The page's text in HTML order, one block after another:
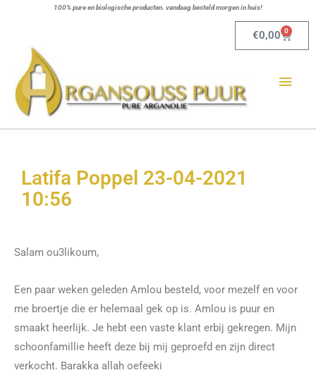
100% pure en biologische producten. vandaag besteld morgen in huis!
€0,00 0
Latifa Poppel 23-04-2021
10:56
Salam ou3likoum,
Een paar weken geleden Amlou besteld, voor mezelf en voor
me broertje die er helemaal gek op is. Amlou is puur en
smaakt heerlijk. Je hebt een vaste klant erbij gekregen. Mijn
schoonfamillie heeft deze bij mij geproefd en zijn direct
verkocht. Barakka allah oefeeki